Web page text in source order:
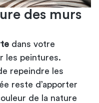
des murs
dans votre
les peintures.
repeindre les
reste d’apporter
de la nature